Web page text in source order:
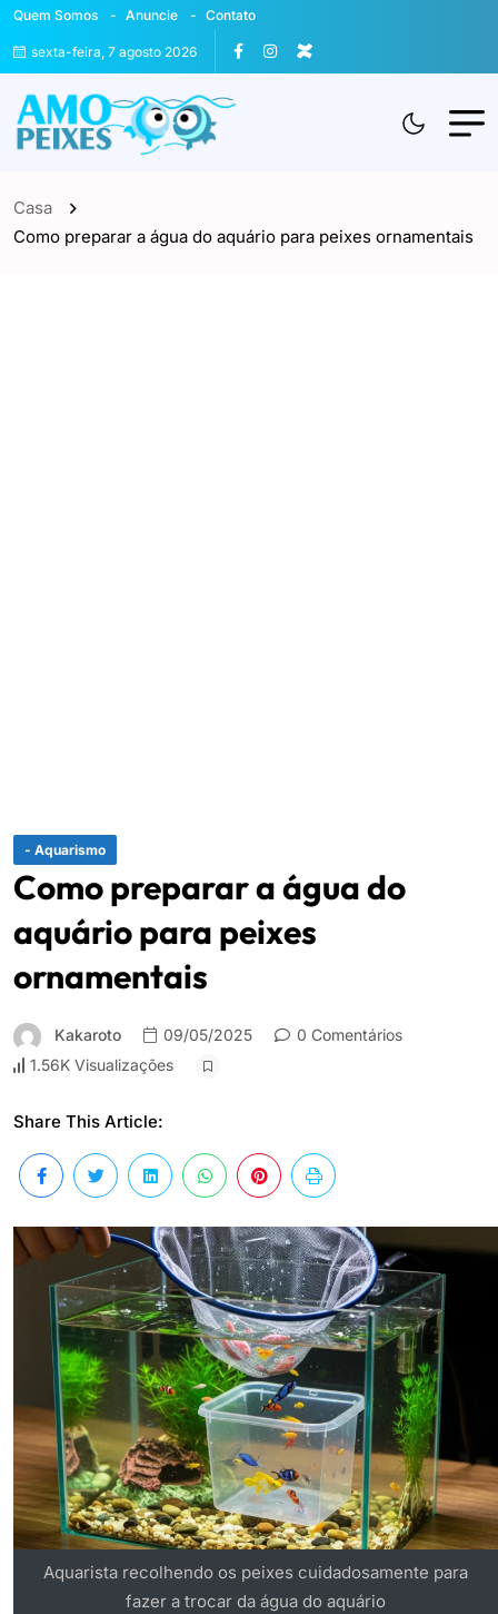
Quem Somos Anuncie Contato
sexta-feira, 7 agosto 2026
Casa
Como preparar a água do aquário para peixes ornamentais
- Aquarismo
Como preparar a água do
aquário para peixes
ornamentais
Kakaroto 09/05/2025
0 Comentários
1.56K Visualizações
Share This Article:
Aquarista recolhendo os peixes cuidadosamente para
fazer a trocar da água do aquário